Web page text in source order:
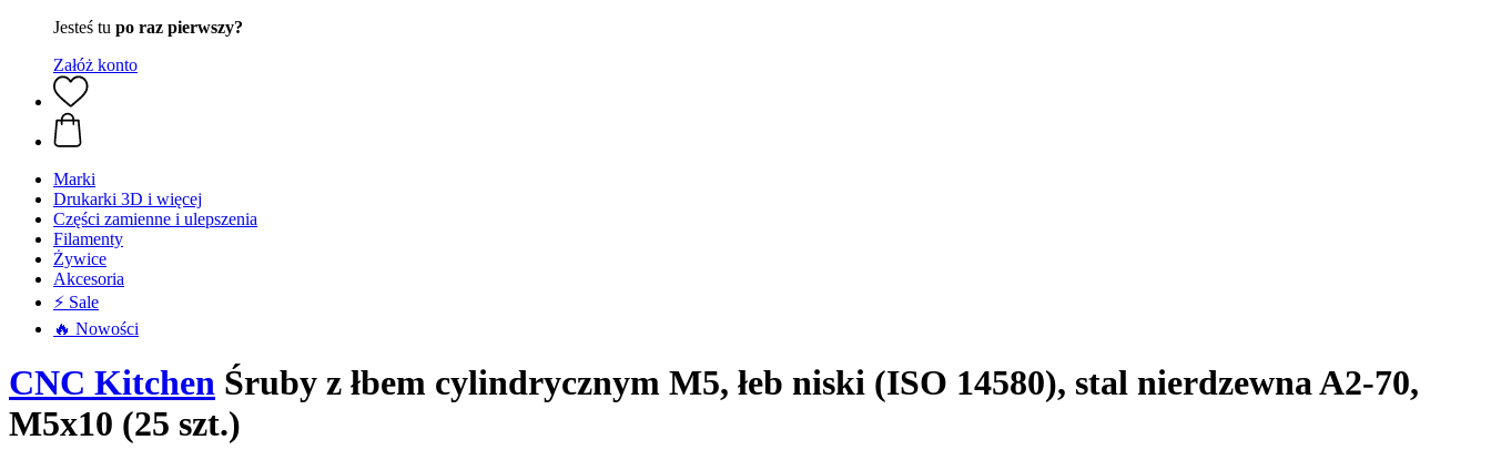
Jesteś tu po raz pierwszy?
Załóż konto
Marki
Drukarki 3D i więcej
Części zamienne i ulepszenia
Filamenty
Żywice
Akcesoria
⚡ Sale
🔥 Nowości
CNC Kitchen Śruby z łbem cylindrycznym M5, łeb niski (ISO 14580), stal nierdzewna A2-70,
M5x10 (25 szt.)